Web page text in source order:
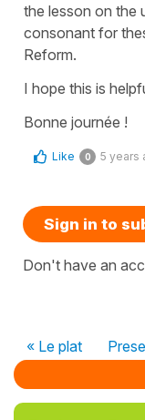
the lesson on the
consonant for
Reform.
I hope this is
Bonne journée !
Like 0 5 years
Sign in to
Don't have an
« Le plat